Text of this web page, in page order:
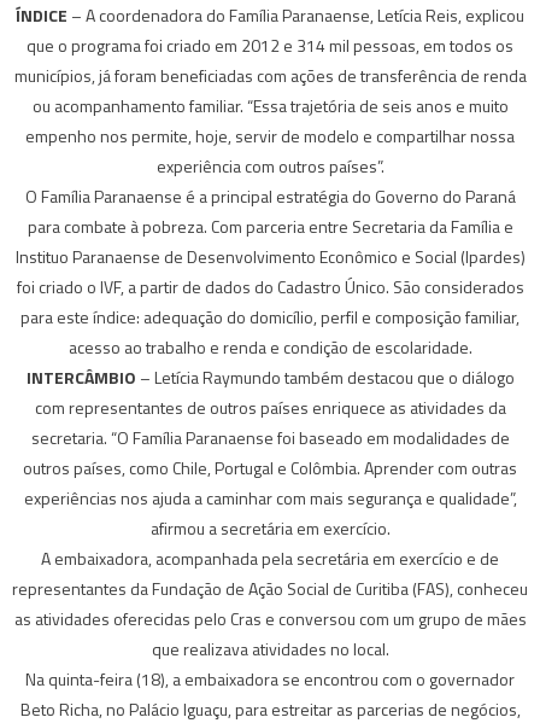
ÍNDICE – A coordenadora do Família Paranaense, Letícia Reis, explicou
que o programa foi criado em 2012 e 314 mil pessoas, em todos os
municípios, já foram beneficiadas com ações de transferência de renda
ou acompanhamento familiar. “Essa trajetória de seis anos e muito
empenho nos permite, hoje, servir de modelo e compartilhar nossa
experiência com outros países”.
O Família Paranaense é a principal estratégia do Governo do Paraná
para combate à pobreza. Com parceria entre Secretaria da Família e
Instituo Paranaense de Desenvolvimento Econômico e Social (Ipardes)
foi criado o IVF, a partir de dados do Cadastro Único. São considerados
para este índice: adequação do domicílio, perfil e composição familiar,
acesso ao trabalho e renda e condição de escolaridade.
INTERCÂMBIO – Letícia Raymundo também destacou que o diálogo
com representantes de outros países enriquece as atividades da
secretaria. “O Família Paranaense foi baseado em modalidades de
outros países, como Chile, Portugal e Colômbia. Aprender com outras
experiências nos ajuda a caminhar com mais segurança e qualidade”,
afirmou a secretária em exercício.
A embaixadora, acompanhada pela secretária em exercício e de
representantes da Fundação de Ação Social de Curitiba (FAS), conheceu
as atividades oferecidas pelo Cras e conversou com um grupo de mães
que realizava atividades no local.
Na quinta-feira (18), a embaixadora se encontrou com o governador
Beto Richa, no Palácio Iguaçu, para estreitar as parcerias de negócios,